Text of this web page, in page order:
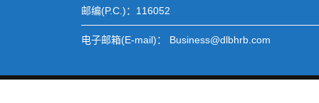
邮编(P.C.)：116052
电子邮箱(E-mail)： Business@dlbhrb.com